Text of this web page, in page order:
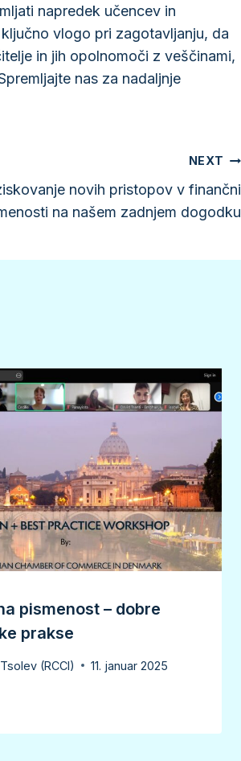
napredek učencev in
vlogo pri zagotavljanju, da
in jih opolnomoči z veščinami,
nas za nadaljnje
NEXT
novih pristopov v finančni
na našem zadnjem dogodku
pismenost – dobre
prakse
(RCCI) 11. januar 2025